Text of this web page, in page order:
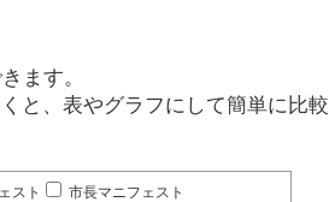
ます。
と、表やグラフにして簡単に比較
スト
市長マニフェスト